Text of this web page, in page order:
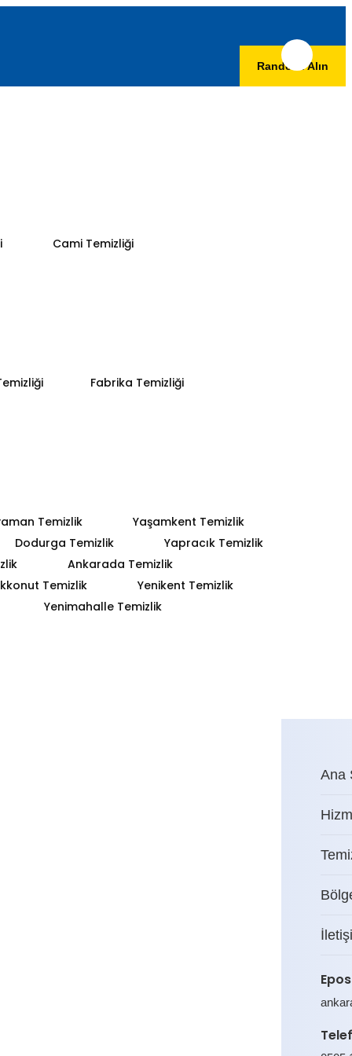
Randevu Alın
Cami Temizliği
Fabrika Temizliği
Temizlik
Yaşamkent Temizlik
Dodurga Temizlik
Yapracık Temizlik
Ankarada Temizlik
Temizlik
Yenikent Temizlik
Yenimahalle Temizlik
Ana